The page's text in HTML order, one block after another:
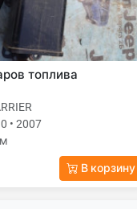
топлива
• 2007
В корзину